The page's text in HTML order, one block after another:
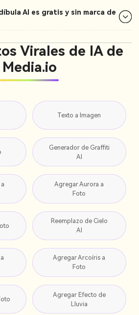
AI es gratis y sin marca de
Virales de IA de
Media.io
Texto a Imagen
Generador de Graffiti
AI
Agregar Aurora a
Foto
Reemplazo de Cielo
AI
Agregar Arcoíris a
Foto
Agregar Efecto de
Lluvia